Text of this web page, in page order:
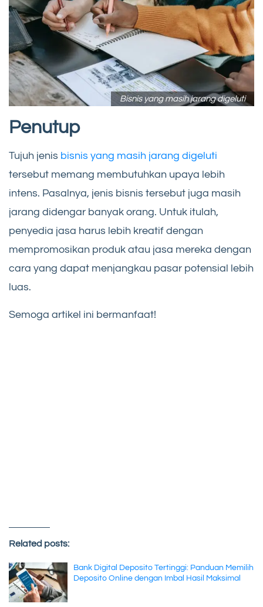
Bisnis yang masih jarang digeluti
Penutup
Tujuh jenis bisnis yang masih jarang digeluti
tersebut memang membutuhkan upaya lebih
intens. Pasalnya, jenis bisnis tersebut juga masih
jarang didengar banyak orang. Untuk itulah,
penyedia jasa harus lebih kreatif dengan
mempromosikan produk atau jasa mereka dengan
cara yang dapat menjangkau pasar potensial lebih
luas.
Semoga artikel ini bermanfaat!
Related posts:
Bank Digital Deposito Tertinggi: Panduan Memilih
Deposito Online dengan Imbal Hasil Maksimal